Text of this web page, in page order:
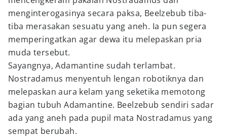
menginterogasinya secara paksa, Beelzebub tiba-
tiba merasakan sesuatu yang aneh. Ia pun segera
memperingatkan agar dewa itu melepaskan pria
muda tersebut.
Sayangnya, Adamantine sudah terlambat.
Nostradamus menyentuh lengan robotiknya dan
melepaskan aura kelam yang seketika memotong
bagian tubuh Adamantine. Beelzebub sendiri sadar
ada yang aneh pada pupil mata Nostradamus yang
sempat berubah.